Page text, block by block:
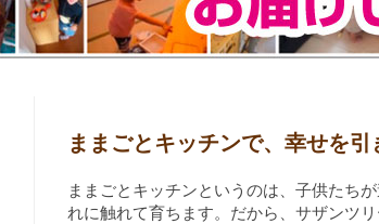
ままごとキッチンで、幸せを
ままごとキッチンというのは、子供たち
れに触れて育ちます。だから、サザンツ